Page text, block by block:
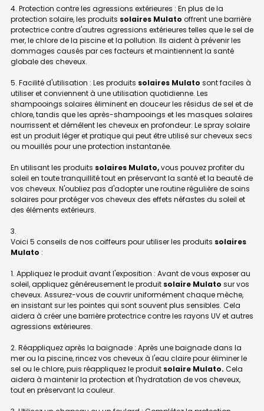
4. Protection contre les agressions extérieures : En plus de la
protection solaire, les produits solaires Mulato offrent une barrière
protectrice contre d'autres agressions extérieures telles que le sel de
mer, le chlore de la piscine et la pollution. Ils aident à prévenir les
dommages causés par ces facteurs et maintiennent la santé
globale des cheveux.
5. Facilité d'utilisation : Les produits solaires Mulato sont faciles à
utiliser et conviennent à une utilisation quotidienne. Les
shampooings solaires éliminent en douceur les résidus de sel et de
chlore, tandis que les après-shampooings et les masques solaires
nourrissent et démêlent les cheveux en profondeur. Le spray solaire
est un produit léger et pratique qui peut être utilisé sur cheveux secs
ou mouillés pour une protection instantanée.
En utilisant les produits solaires Mulato,vous pouvez profiter du
soleil en toute tranquillité tout en préservant la santé et la beauté de
vos cheveux. N'oubliez pas d'adopter une routine régulière de soins
solaires pour protéger vos cheveux des effets néfastes du soleil et
des éléments extérieurs.
Voici 5 conseils de nos coiffeurs pour utiliser les produits solaires
Mulato :
1. Appliquez le produit avant l'exposition : Avant de vous exposer au
soleil, appliquez généreusement le produit solaire Mulato sur vos
cheveux. Assurez-vous de couvrir uniformément chaque mèche,
en insistant sur les pointes qui sont souvent plus sensibles. Cela
aidera à créer une barrière protectrice contre les rayons UV et autres
agressions extérieures.
2. Réappliquez après la baignade : Après une baignade dans la
mer ou la piscine, rincez vos cheveux à l'eau claire pour éliminer le
sel ou le chlore, puis réappliquez le produit solaire Mulato. Cela
aidera à maintenir la protection et l'hydratation de vos cheveux,
tout en préservant la couleur.